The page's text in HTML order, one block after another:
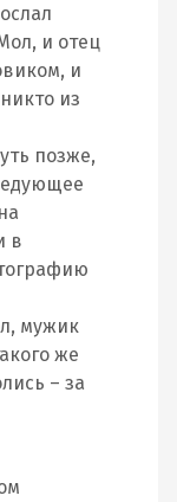
и отец
и
из
позже,
в
мужик
же
– за